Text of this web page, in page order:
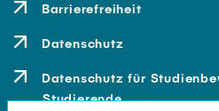
Barrierefreiheit
Datenschutz
Datenschutz für
Studierende